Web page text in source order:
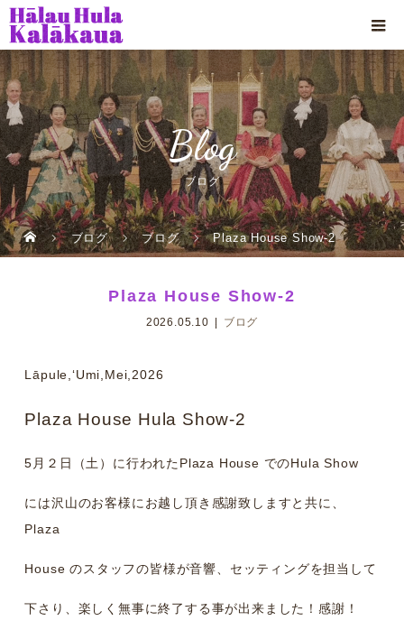
Blog
ブログ
ブログ ブログ Plaza House Show-2
Plaza House Show-2
2026.05.10 ブログ
Lāpule,ʻUmi,Mei,2026
Plaza House Hula Show-2
5月２日（土）に行われたPlaza House でのHula Show
には沢山のお客様にお越し頂き感謝致しますと共に、
Plaza
House のスタッフの皆様が音響、セッティングを担当して
下さり、楽しく無事に終了する事が出来ました！感謝！